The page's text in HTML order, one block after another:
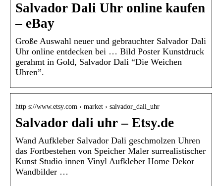
Salvador Dali Uhr online kaufen
– eBay
Große Auswahl neuer und gebrauchter Salvador Dali
Uhr online entdecken bei … Bild Poster Kunstdruck
gerahmt in Gold, Salvador Dali “Die Weichen
Uhren”.
http s://www.etsy.com › market › salvador_dali_uhr
Salvador dali uhr – Etsy.de
Wand Aufkleber Salvador Dali geschmolzen Uhren
das Fortbestehen von Speicher Maler surrealistischer
Kunst Studio innen Vinyl Aufkleber Home Dekor
Wandbilder …